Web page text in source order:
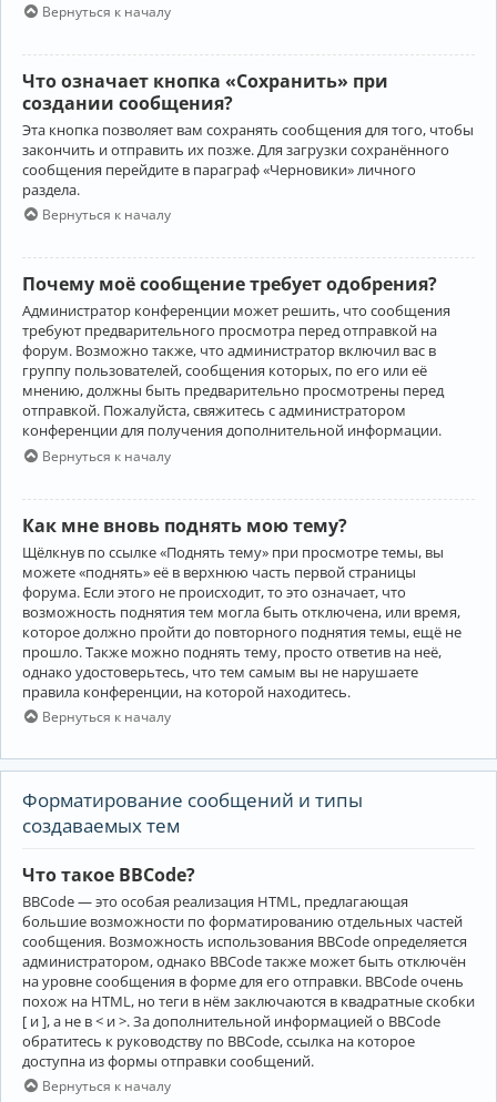
Вернуться к началу
Что означает кнопка «Сохранить» при
создании сообщения?
Эта кнопка позволяет вам сохранять сообщения для того, чтобы
закончить и отправить их позже. Для загрузки сохранённого
сообщения перейдите в параграф «Черновики» личного
раздела.
Вернуться к началу
Почему моё сообщение требует одобрения?
Администратор конференции может решить, что сообщения
требуют предварительного просмотра перед отправкой на
форум. Возможно также, что администратор включил вас в
группу пользователей, сообщения которых, по его или её
мнению, должны быть предварительно просмотрены перед
отправкой. Пожалуйста, свяжитесь с администратором
конференции для получения дополнительной информации.
Вернуться к началу
Как мне вновь поднять мою тему?
Щёлкнув по ссылке «Поднять тему» при просмотре темы, вы
можете «поднять» её в верхнюю часть первой страницы
форума. Если этого не происходит, то это означает, что
возможность поднятия тем могла быть отключена, или время,
которое должно пройти до повторного поднятия темы, ещё не
прошло. Также можно поднять тему, просто ответив на неё,
однако удостоверьтесь, что тем самым вы не нарушаете
правила конференции, на которой находитесь.
Вернуться к началу
Форматирование сообщений и типы
создаваемых тем
Что такое BBCode?
BBCode — это особая реализация HTML, предлагающая
большие возможности по форматированию отдельных частей
сообщения. Возможность использования BBCode определяется
администратором, однако BBCode также может быть отключён
на уровне сообщения в форме для его отправки. BBCode очень
похож на HTML, но теги в нём заключаются в квадратные скобки
[ и ], а не в < и >. За дополнительной информацией о BBCode
обратитесь к руководству по BBCode, ссылка на которое
доступна из формы отправки сообщений.
Вернуться к началу